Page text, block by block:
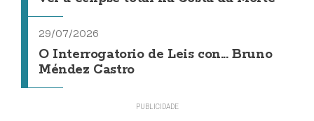
29/07/2026
O Interrogatorio de Leis con... Bruno
Méndez Castro